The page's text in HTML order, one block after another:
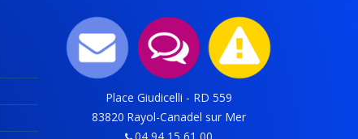
Place Giudicelli - RD 559
83820 Rayol-Canadel sur Mer